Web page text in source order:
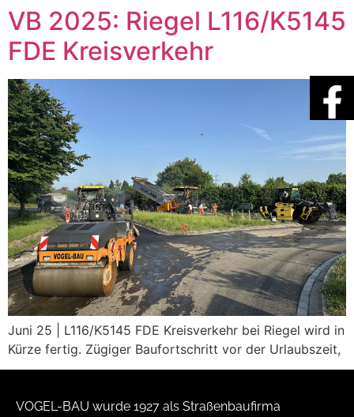
VB 2025: Riegel L116/K5145
FDE Kreisverkehr
Juni 25 | L116/K5145 FDE Kreisverkehr bei Riegel wird in
Kürze fertig. Zügiger Baufortschritt vor der Urlaubszeit,
VOGEL-BAU wurde 1927 als Straßenbaufirma